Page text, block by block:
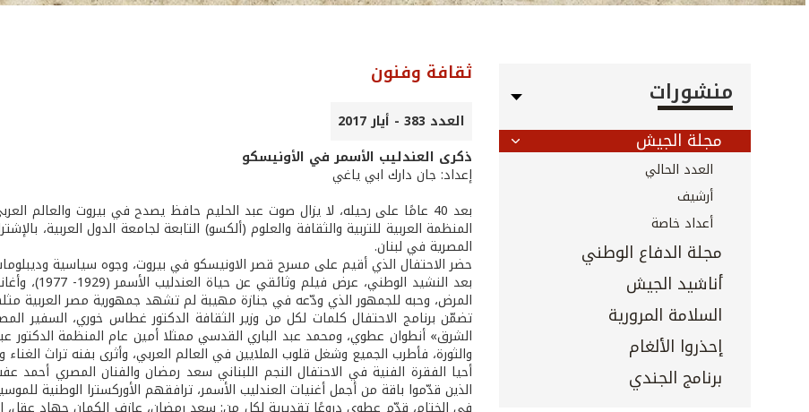
منشورات
مجلة الجيش
العدد الحالي
أرشيف
أعداد خاصة
مجلة الدفاع الوطني
أناشيد الجيش
السلامة المرورية
إحذروا الألغام
برنامج الجندي
ثقافة وفنون
العدد 383 - أيار 2017
ذكرى العندليب الأسمر في الأونيسكو
إعداد: جان دارك ابي ياغي
بعد 40 عامًا على رحيله، لا يزال صوت عبد الحليم حافظ يصدح في بيروت والعالم
المنظمة العربية للتربية والثقافة والعلوم (ألكسو) التابعة لجامعة الدول العربية،
المصرية في لبنان.
حضر الاحتفال الذي أقيم على مسرح قصر الاونيسكو في بيروت، وجوه سياسية
المرض، وحبه للجمهور الذي ودّعه في جنازة مهيبة لم تشهد جمهورية مصر العربية
تضمّن برنامج الاحتفال كلمات لكل من وزير الثقافة الدكتور غطاس خوري، السفير
الشرق» أنطوان عطوي، ومحمد عبد الباري القدسي ممثلا أمين عام المنظمة الدكتور
والثورة، فأطرب الجميع وشغل قلوب الملايين في العالم العربي، وأثرى بفنه تراث الغناء
أحيا الفقرة الفنية في الاحتفال النجم اللبناني سعد رمضان والفنان المصري
الذين قدّموا باقة من أجمل أغنيات العندليب الأسمر، ترافقهم الأوركسترا الوطنية